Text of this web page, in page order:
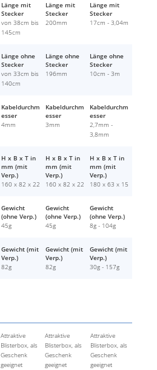
Länge mit
Stecker
von 38cm bis
145cm
Länge mit
Stecker
200mm
Länge mit
Stecker
17cm - 3,04m
Länge ohne
Stecker
von 33cm bis
140cm
Länge ohne
Stecker
196mm
Länge ohne
Stecker
10cm - 3m
Kabeldurchm
esser
4mm
Kabeldurchm
esser
3mm
Kabeldurchm
esser
2,7mm -
3,8mm
H x B x T in
mm (mit
Verp.)
160 x 82 x 22
H x B x T in
mm (mit
Verp.)
160 x 82 x 22
H x B x T in
mm (mit
Verp.)
180 x 63 x 15
Gewicht
(ohne Verp.)
45g
Gewicht
(ohne Verp.)
45g
Gewicht
(ohne Verp.)
8g - 104g
Gewicht (mit
Verp.)
82g
Gewicht (mit
Verp.)
82g
Gewicht (mit
Verp.)
30g - 157g
Attraktive
Blisterbox, als
Geschenk
geeignet
Attraktive
Blisterbox, als
Geschenk
geeignet
Attraktive
Blisterbox, als
Geschenk
geeignet